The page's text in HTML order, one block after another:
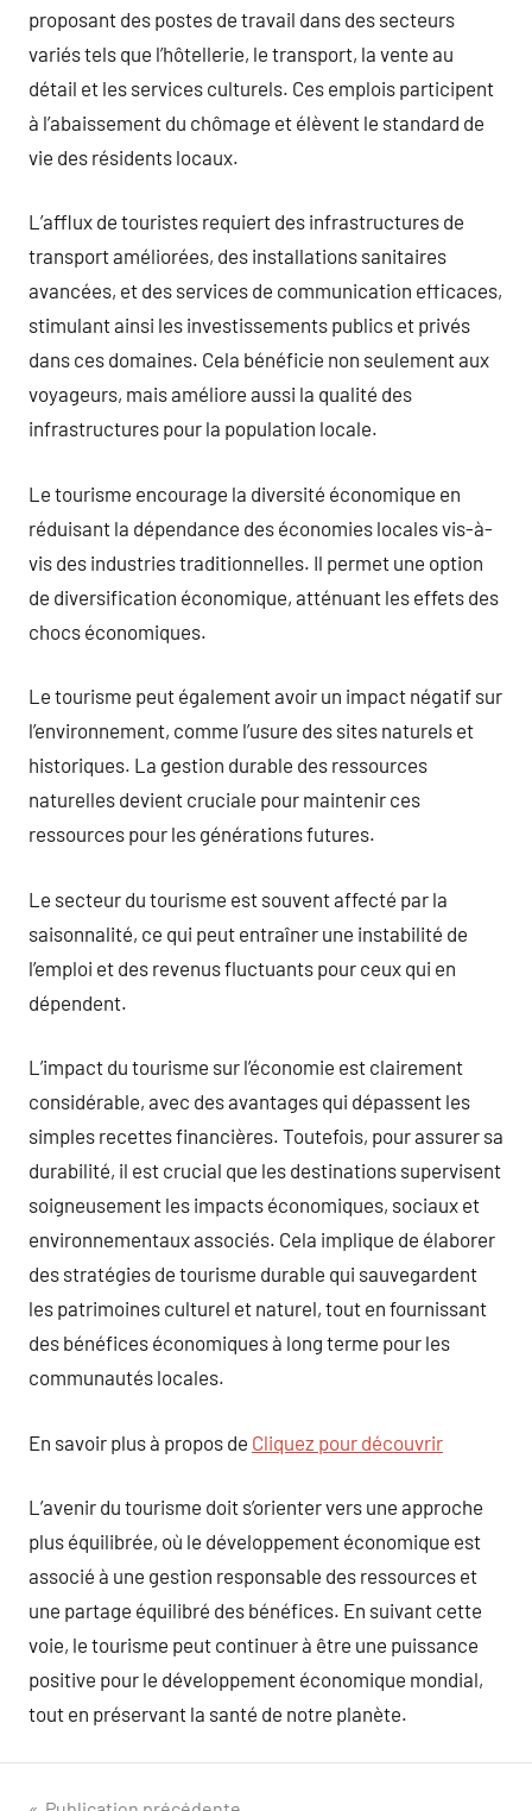
proposant des postes de travail dans des secteurs
variés tels que l’hôtellerie, le transport, la vente au
détail et les services culturels. Ces emplois participent
à l’abaissement du chômage et élèvent le standard de
vie des résidents locaux.
L’afflux de touristes requiert des infrastructures de
transport améliorées, des installations sanitaires
avancées, et des services de communication efficaces,
stimulant ainsi les investissements publics et privés
dans ces domaines. Cela bénéficie non seulement aux
voyageurs, mais améliore aussi la qualité des
infrastructures pour la population locale.
Le tourisme encourage la diversité économique en
réduisant la dépendance des économies locales vis-à-
vis des industries traditionnelles. Il permet une option
de diversification économique, atténuant les effets des
chocs économiques.
Le tourisme peut également avoir un impact négatif sur
l’environnement, comme l’usure des sites naturels et
historiques. La gestion durable des ressources
naturelles devient cruciale pour maintenir ces
ressources pour les générations futures.
Le secteur du tourisme est souvent affecté par la
saisonnalité, ce qui peut entraîner une instabilité de
l’emploi et des revenus fluctuants pour ceux qui en
dépendent.
L’impact du tourisme sur l’économie est clairement
considérable, avec des avantages qui dépassent les
simples recettes financières. Toutefois, pour assurer sa
durabilité, il est crucial que les destinations supervisent
soigneusement les impacts économiques, sociaux et
environnementaux associés. Cela implique de élaborer
des stratégies de tourisme durable qui sauvegardent
les patrimoines culturel et naturel, tout en fournissant
des bénéfices économiques à long terme pour les
communautés locales.
En savoir plus à propos de Cliquez pour découvrir
L’avenir du tourisme doit s’orienter vers une approche
plus équilibrée, où le développement économique est
associé à une gestion responsable des ressources et
une partage équilibré des bénéfices. En suivant cette
voie, le tourisme peut continuer à être une puissance
positive pour le développement économique mondial,
tout en préservant la santé de notre planète.